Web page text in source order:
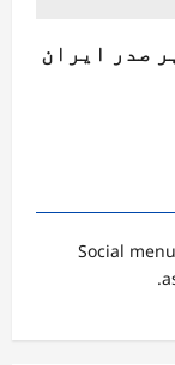
صدر ایران
Social